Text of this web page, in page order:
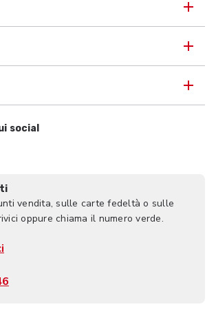
social
vendita, sulle carte fedeltà o sulle
oppure chiama il numero verde.